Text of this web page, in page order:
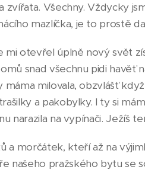
zvířata. Všechny. Vždycky
mazlíčka, je to prostě
mi otevřel úplně nový svět
snad všechnu pidi havěť
milovala, obzvlášť
a pakobylky. I ty si
narazila na vypínači. Ježíš
a morčátek, kteří až na
našeho pražského bytu se